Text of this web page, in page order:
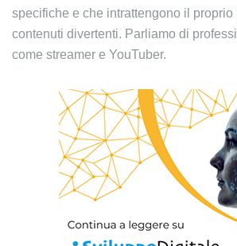
specifiche e che intrattengono il proprio
contenuti divertenti. Parliamo di
come streamer e YouTuber.